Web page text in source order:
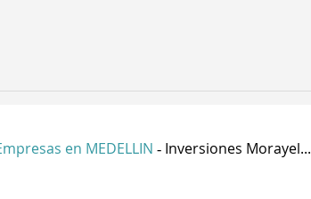
en MEDELLIN - Inversiones Morayel...